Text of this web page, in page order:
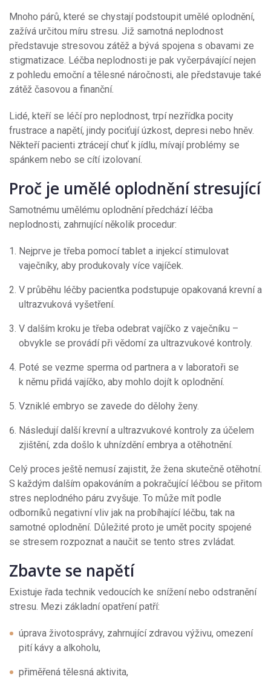
Mnoho párů, které se chystají podstoupit umělé oplodnění,
zažívá určitou míru stresu. Již samotná neplodnost
představuje stresovou zátěž a bývá spojena s obavami ze
stigmatizace. Léčba neplodnosti je pak vyčerpávající nejen
z pohledu emoční a tělesné náročnosti, ale představuje také
zátěž časovou a finanční.
Lidé, kteří se léčí pro neplodnost, trpí nezřídka pocity
frustrace a napětí, jindy pociťují úzkost, depresi nebo hněv.
Někteří pacienti ztrácejí chuť k jídlu, mívají problémy se
spánkem nebo se cítí izolovaní.
Proč je umělé oplodnění stresující
Samotnému umělému oplodnění předchází léčba
neplodnosti, zahrnující několik procedur:
Nejprve je třeba pomocí tablet a injekcí stimulovat
vaječníky, aby produkovaly více vajíček.
V průběhu léčby pacientka podstupuje opakovaná krevní a
ultrazvuková vyšetření.
V dalším kroku je třeba odebrat vajíčko z vaječníku –
obvykle se provádí při vědomí za ultrazvukové kontroly.
Poté se vezme sperma od partnera a v laboratoři se
k němu přidá vajíčko, aby mohlo dojít k oplodnění.
Vzniklé embryo se zavede do dělohy ženy.
Následují další krevní a ultrazvukové kontroly za účelem
zjištění, zda došlo k uhnízdění embrya a otěhotnění.
Celý proces ještě nemusí zajistit, že žena skutečně otěhotní.
S každým dalším opakováním a pokračující léčbou se přitom
stres neplodného páru zvyšuje. To může mít podle
odborníků negativní vliv jak na probíhající léčbu, tak na
samotné oplodnění. Důležité proto je umět pocity spojené
se stresem rozpoznat a naučit se tento stres zvládat.
Zbavte se napětí
Existuje řada technik vedoucích ke snížení nebo odstranění
stresu. Mezi základní opatření patří:
úprava životosprávy, zahrnující zdravou výživu, omezení
pití kávy a alkoholu,
přiměřená tělesná aktivita,